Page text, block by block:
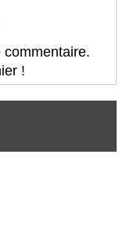
commentaire.
!